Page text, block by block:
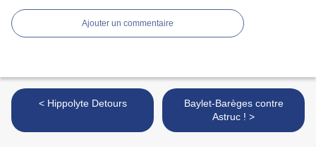
Ajouter un commentaire
< Hippolyte Detours
Baylet-Barèges contre
Astruc ! >